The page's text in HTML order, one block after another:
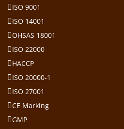
ISO 9001
ISO 14001
OHSAS 18001
ISO 22000
HACCP
ISO 20000-1
ISO 27001
CE Marking
GMP